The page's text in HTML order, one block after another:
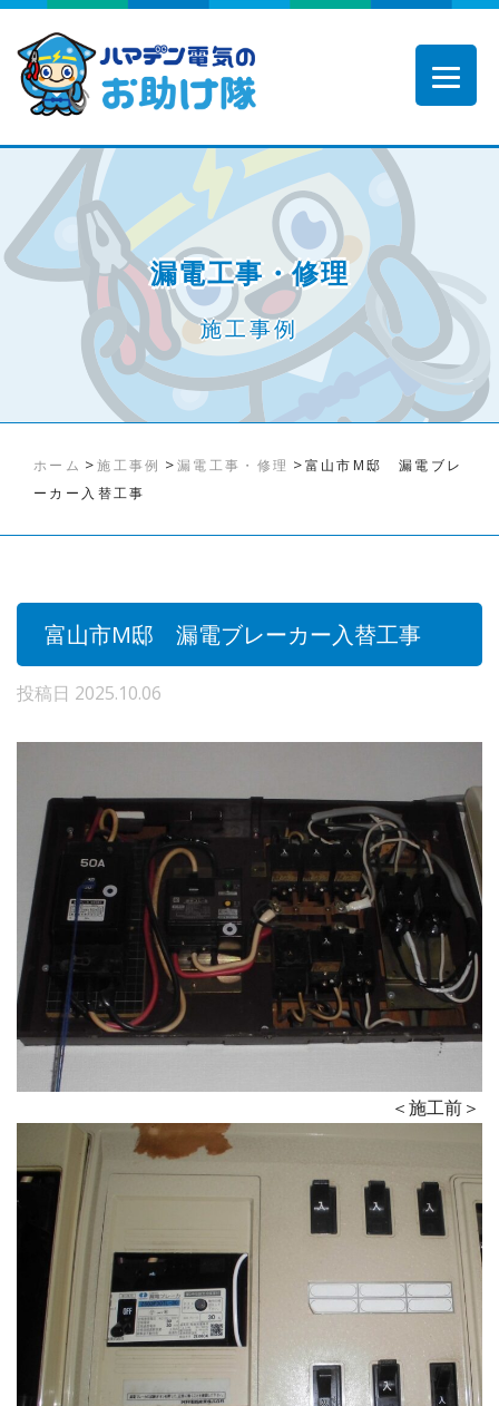
漏電工事・修理
施工事例
ホーム >施工事例 >漏電工事・修理 >富山市M邸 漏電ブレ
ーカー入替工事
富山市M邸 漏電ブレーカー入替工事
投稿日 2025.10.06
＜施工前＞